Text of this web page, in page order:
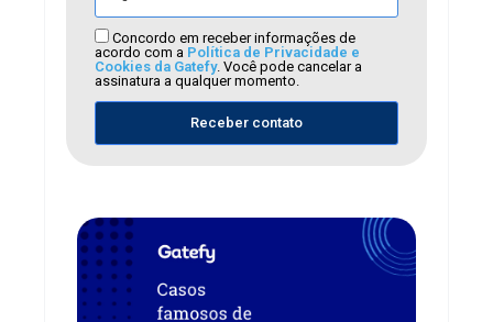
Concordo em receber informações de
acordo com a Política de Privacidade e
Cookies da Gatefy. Você pode cancelar a
assinatura a qualquer momento.
Receber contato